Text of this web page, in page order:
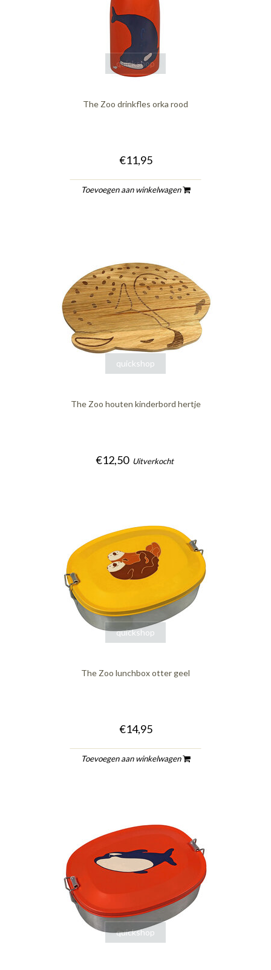
quickshop
The Zoo drinkfles orka rood
€11,95
Toevoegen aan winkelwagen
quickshop
The Zoo houten kinderbord hertje
€12,50 Uitverkocht
quickshop
The Zoo lunchbox otter geel
€14,95
Toevoegen aan winkelwagen
quickshop